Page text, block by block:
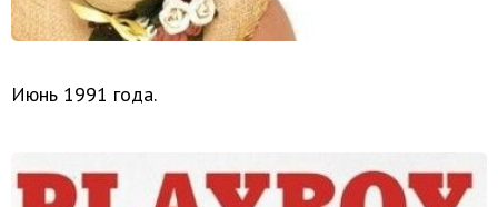
Июнь 1991 года.